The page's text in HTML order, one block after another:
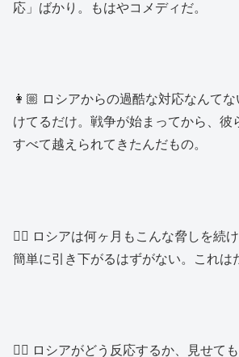
応」ばかり。もはやコメディだ。
👩🏼 ロシアからの過酷な対応なんて
けてるだけ。戦争が始まってから、彼
すべて越えられてきたんだもの。
👱‍♂️ ロシアは何ヶ月もこんな脅しを続
簡単に引き下がるはずがない。これは
👱‍♂️ ロシアがどう反応するか、見せて